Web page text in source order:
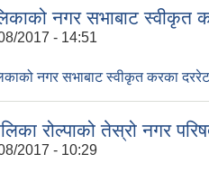
नगर सभाबाट स्वीकृत
2017 - 14:51
नगर सभाबाट स्वीकृत करका
रोल्पाको तेस्रो नगर
2017 - 10:29